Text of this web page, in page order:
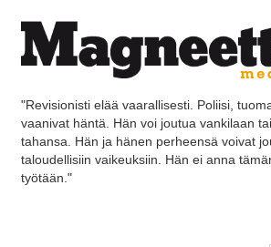
"Revisionisti elää vaarallisesti. Poliisi,
vaanivat häntä. Hän voi joutua vankilaan
tahansa. Hän ja hänen perheensä voivat
taloudellisiin vaikeuksiin. Hän ei anna
työtään."